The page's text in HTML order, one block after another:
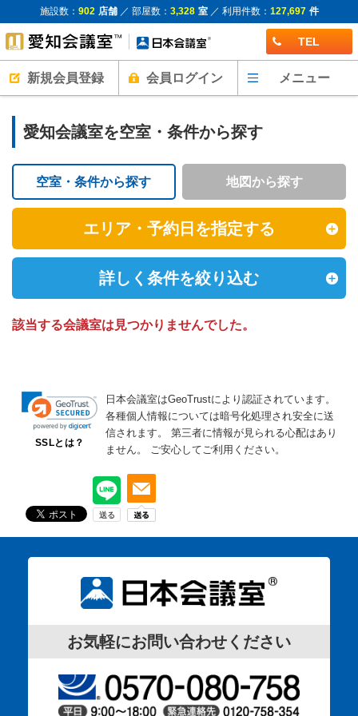
施設数： 902 店舗／ 部屋数： 3,328 室／ 利用件数： 127,697 件
TEL
新規会員登録 会員ログイン メニュー
愛知会議室を空室・条件から探す
空室・条件から探す 地図から探す
エリア・予約日を指定する
詳しく条件を絞り込む
該当する会議室は見つかりませんでした。
SSLとは？
日本会議室はGeoTrustにより認証されています。
各種個人情報については暗号化処理され安全に送
信されます。
第三者に情報が見られる心配はあり
ません。
ご安心してご利用ください。
お気軽にお問い合わせください